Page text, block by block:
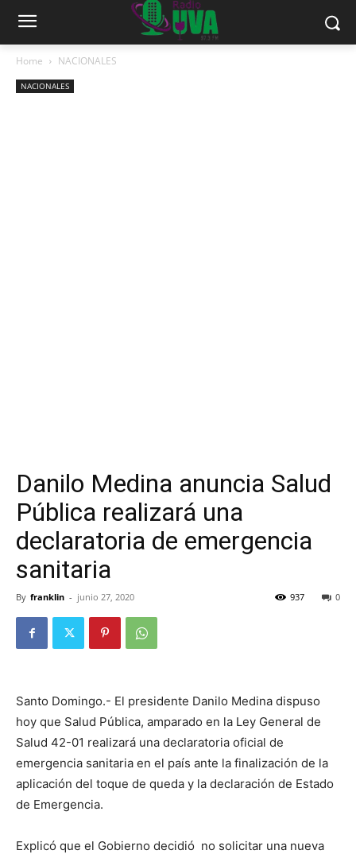
Home NACIONALES
NACIONALES
Danilo Medina anuncia Salud
Pública realizará una
declaratoria de emergencia
sanitaria
By franklin - junio 27, 2020 0
937
Santo Domingo.- El presidente Danilo Medina dispuso
hoy que Salud Pública, amparado en la Ley General de
Salud 42-01 realizará una declaratoria oficial de
emergencia sanitaria en el país ante la finalización de la
aplicación del toque de queda y la declaración de Estado
de Emergencia.
Explicó que el Gobierno decidió no solicitar una nueva